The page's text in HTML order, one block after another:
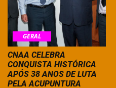
GERAL
CNAA CELEBRA
CONQUISTA HISTÓRICA
APÓS 38 ANOS DE LUTA
PELA ACUPUNTURA